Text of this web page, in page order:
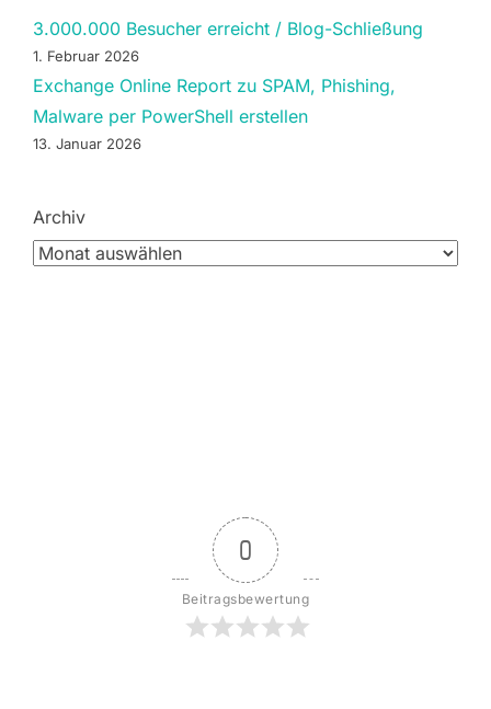
3.000.000 Besucher erreicht / Blog-Schließung
1. Februar 2026
Exchange Online Report zu SPAM, Phishing,
Malware per PowerShell erstellen
13. Januar 2026
Archiv
0
Beitragsbewertung